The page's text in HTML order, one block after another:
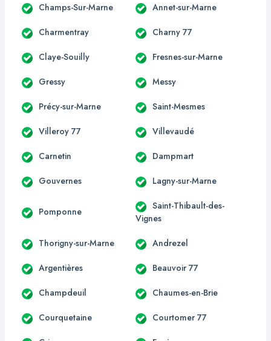
Champs-Sur-Marne Annet-sur-Marne
Charmentray Charny 77
Claye-Souilly Fresnes-sur-Marne
Gressy Messy
Précy-sur-Marne Saint-Mesmes
Villeroy 77 Villevaudé
Carnetin Dampmart
Gouvernes Lagny-sur-Marne
Pomponne
Saint-Thibault-des-
Vignes
Thorigny-sur-Marne Andrezel
Argentières Beauvoir 77
Champdeuil Chaumes-en-Brie
Courquetaine Courtomer 77